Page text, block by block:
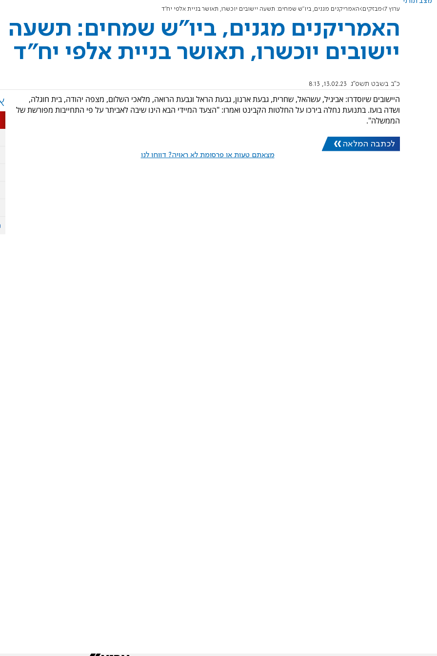
ערוץ 7 מבזקים האמריקנים מגנים, ביו"ש שמחים: תשעה יישובים יוכשרו, תאושר בניית אלפי יח"ד
האמריקנים מגנים, ביו"ש שמחים: תשעה
יישובים יוכשרו, תאושר בניית אלפי יח"ד
כ"ב בשבט תשפ"ג 13.02.23, 8:13
היישובים שיוסדרו: אביגיל, עשהאל, שחרית, גבעת ארנון, גבעת הראל וגבעת הרואה, מלאכי השלום, מצפה יהודה, בית חוגלה,
ושדה בועז. בתנועת נחלה בירכו על החלטות הקבינט ואמרו: "הצעד המיידי הבא הינו שיבה לאביתר על פי התחייבות מפורשת של
הממשלה".
לכתבה המלאה
מצאתם טעות או פרסומת לא ראויה? דווחו לנו